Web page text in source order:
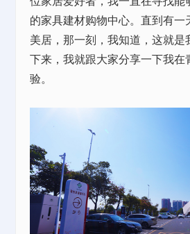
的家具建材购物中心。直到有一
美居，那一刻，我知道，这就是
下来，我就跟大家分享一下我在
验。